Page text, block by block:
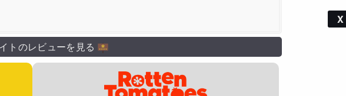
トのレビューを見る
X